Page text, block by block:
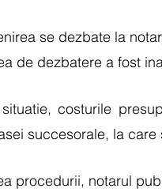
se dezbate la
de dezbatere a fost
costurile
succesorale, la
procedurii, notarul